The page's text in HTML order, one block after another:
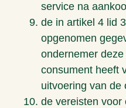
service na
de in artikel 4 lid
opgenomen
ondernemer
consument heeft
uitvoering van de
de vereisten voor